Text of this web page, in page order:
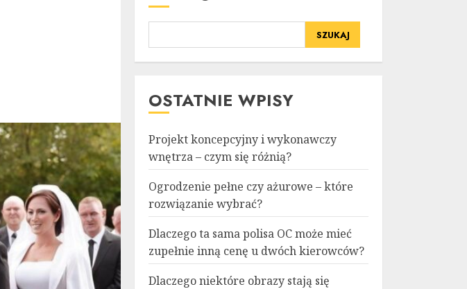
SZUKAJ
OSTATNIE WPISY
Projekt koncepcyjny i wykonawczy
wnętrza – czym się różnią?
Ogrodzenie pełne czy ażurowe – które
rozwiązanie wybrać?
Dlaczego ta sama polisa OC może mieć
zupełnie inną cenę u dwóch kierowców?
Dlaczego niektóre obrazy stają się